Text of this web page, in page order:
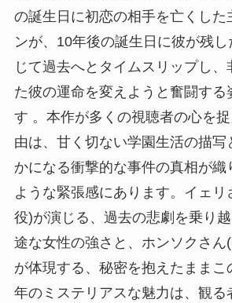
の誕生日に初恋の相手を亡くした
ンが、10年後の誕生日に彼が残
じて過去へとタイムスリップし
た彼の運命を変えようと奮闘する
す 。本作が多くの視聴者の心を
由は、甘く切ない学園生活の描写
かになる衝撃的な事件の真相が織
ような緊張感にあります。イェリ
役)が演じる、過去の悲劇を乗り
途な女性の強さと、ホンソクさん
が体現する、秘密を抱えたままこ
年のミステリアスな魅力は、観る